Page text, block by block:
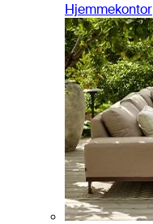
Hjemmekontor